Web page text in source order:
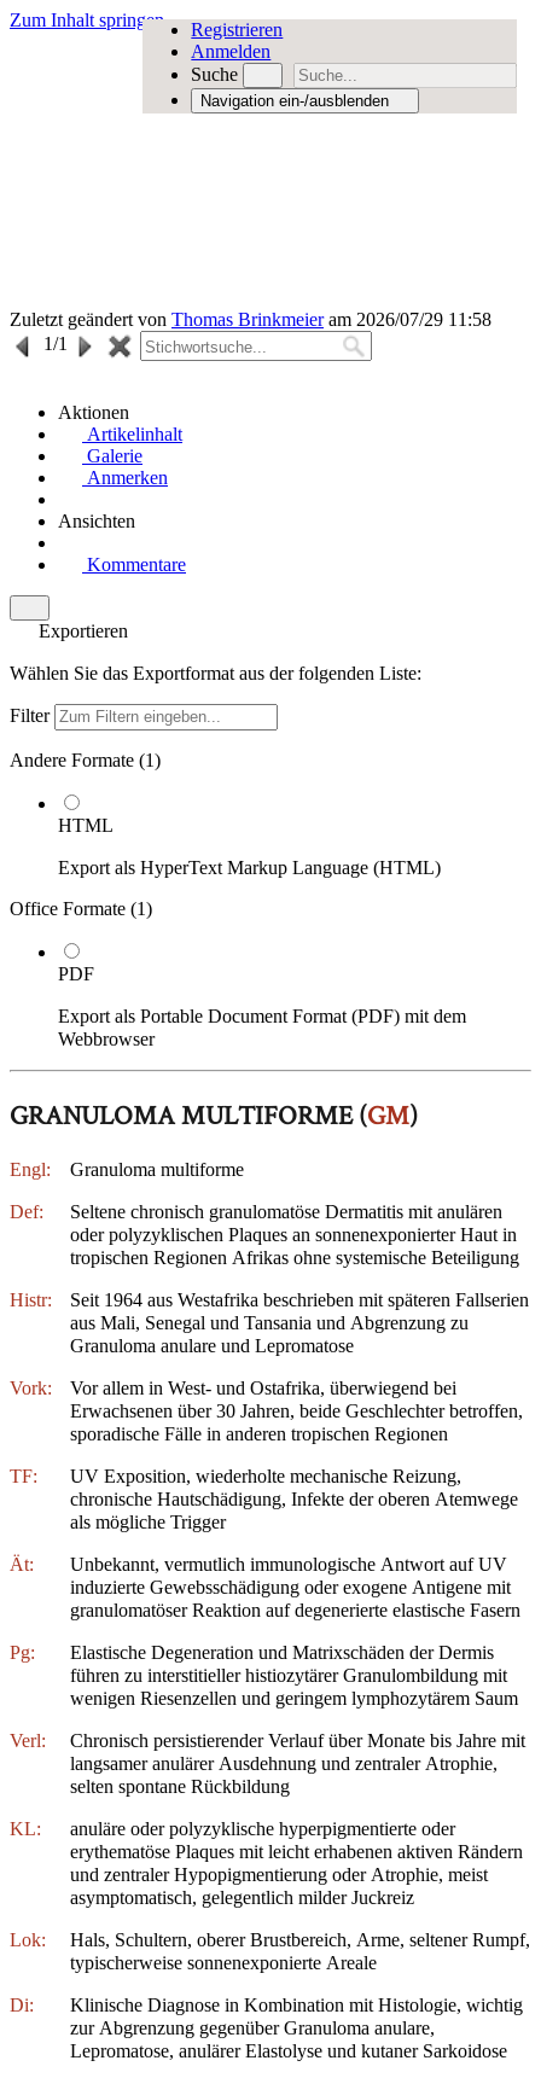
Zum Inhalt springen
Registrieren
Anmelden
Suche
Navigation ein-/ausblenden
Zuletzt geändert von Thomas Brinkmeieram 2026/07/29 11:58
1/1
Aktionen
Artikelinhalt
Galerie
Anmerken
Ansichten
Kommentare
Exportieren
Wählen Sie das Exportformat aus der folgenden Liste:
Filter
Andere Formate (1)
HTML
Export als HyperText Markup Language (HTML)
Office Formate (1)
PDF
Export als Portable Document Format (PDF) mit dem
Webbrowser
GRANULOMA MULTIFORME (GM)
Engl: Granuloma multiforme
Def:
Seltene chronisch granulomatöse Dermatitis mit anulären
oder polyzyklischen Plaques an sonnenexponierter Haut in
tropischen Regionen Afrikas ohne systemische Beteiligung
Histr:
Seit 1964 aus Westafrika beschrieben mit späteren Fallserien
aus Mali, Senegal und Tansania und Abgrenzung zu
Granuloma anulare und Lepromatose
Vork:
Vor allem in West- und Ostafrika, überwiegend bei
Erwachsenen über 30 Jahren, beide Geschlechter betroffen,
sporadische Fälle in anderen tropischen Regionen
TF:
UV Exposition, wiederholte mechanische Reizung,
chronische Hautschädigung, Infekte der oberen Atemwege
als mögliche Trigger
Ät:
Unbekannt, vermutlich immunologische Antwort auf UV
induzierte Gewebsschädigung oder exogene Antigene mit
granulomatöser Reaktion auf degenerierte elastische Fasern
Pg:
Elastische Degeneration und Matrixschäden der Dermis
führen zu interstitieller histiozytärer Granulombildung mit
wenigen Riesenzellen und geringem lymphozytärem Saum
Verl:
Chronisch persistierender Verlauf über Monate bis Jahre mit
langsamer anulärer Ausdehnung und zentraler Atrophie,
selten spontane Rückbildung
KL:
anuläre oder polyzyklische hyperpigmentierte oder
erythematöse Plaques mit leicht erhabenen aktiven Rändern
und zentraler Hypopigmentierung oder Atrophie, meist
asymptomatisch, gelegentlich milder Juckreiz
Lok:
Hals, Schultern, oberer Brustbereich, Arme, seltener Rumpf,
typischerweise sonnenexponierte Areale
Di:
Klinische Diagnose in Kombination mit Histologie, wichtig
zur Abgrenzung gegenüber Granuloma anulare,
Lepromatose, anulärer Elastolyse und kutaner Sarkoidose